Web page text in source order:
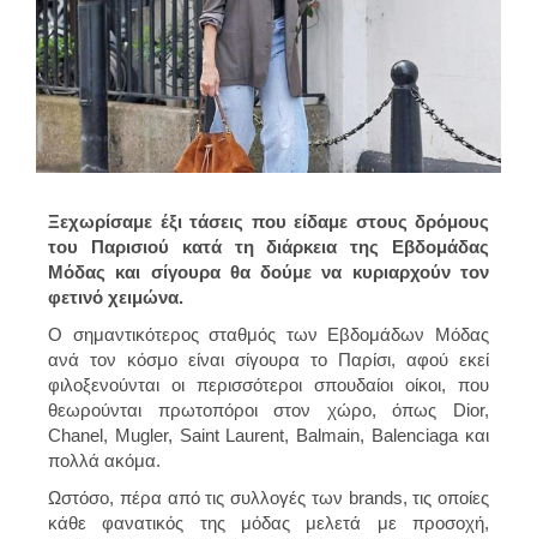
Ξεχωρίσαμε έξι τάσεις που είδαμε στους δρόμους
του Παρισιού κατά τη διάρκεια της Εβδομάδας
Μόδας και σίγουρα θα δούμε να κυριαρχούν τον
φετινό χειμώνα.
Ο σημαντικότερος σταθμός των Εβδομάδων Μόδας
ανά τον κόσμο είναι σίγουρα το Παρίσι, αφού εκεί
φιλοξενούνται οι περισσότεροι σπουδαίοι οίκοι, που
θεωρούνται πρωτοπόροι στον χώρο, όπως Dior,
Chanel, Mugler, Saint Laurent, Balmain, Balenciaga και
πολλά ακόμα.
Ωστόσο, πέρα από τις συλλογές των brands, τις οποίες
κάθε φανατικός της μόδας μελετά με προσοχή,